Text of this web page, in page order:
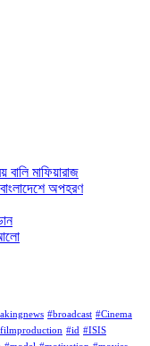
মাফিয়ারাজ
অপহরণ
#broadcast #Cinema
#id #ISIS